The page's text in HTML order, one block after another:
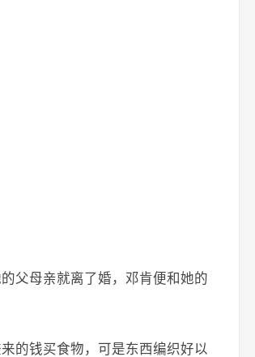
父母亲就离了婚，邓肯便和她的
的钱买食物，可是东西编织好以